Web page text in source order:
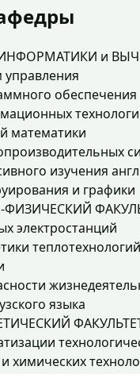
и
управления
математики
изучения
и графики
электростанций
языка
химических